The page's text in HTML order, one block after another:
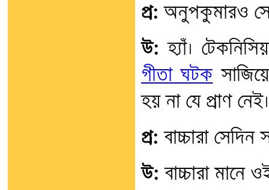
প্র: অনুপকুমারও
উ: হ্যাঁ।
গীতা ঘটক
হয় না যে প্রাণ নেই।
প্র: বাচ্চারা সেদিন
উ: বাচ্চারা মানে